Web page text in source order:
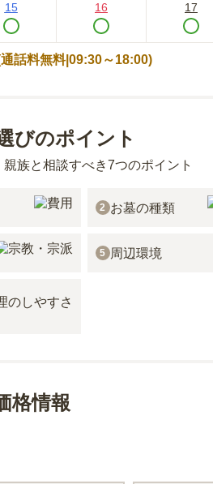
15 16 17
話料無料|09:30～18:00)
びのポイント
族と相談すべき7つのポイント
2 お墓の種類
5 周辺環境
格情報